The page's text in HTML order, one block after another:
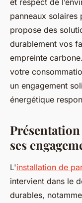
et respect de
panneaux solaires
propose des
durablement vos
empreinte
votre
un engagement
énergétique
ses
L'installation de
intervient dans le
durables,